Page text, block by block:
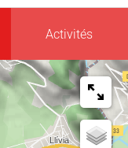
Activités